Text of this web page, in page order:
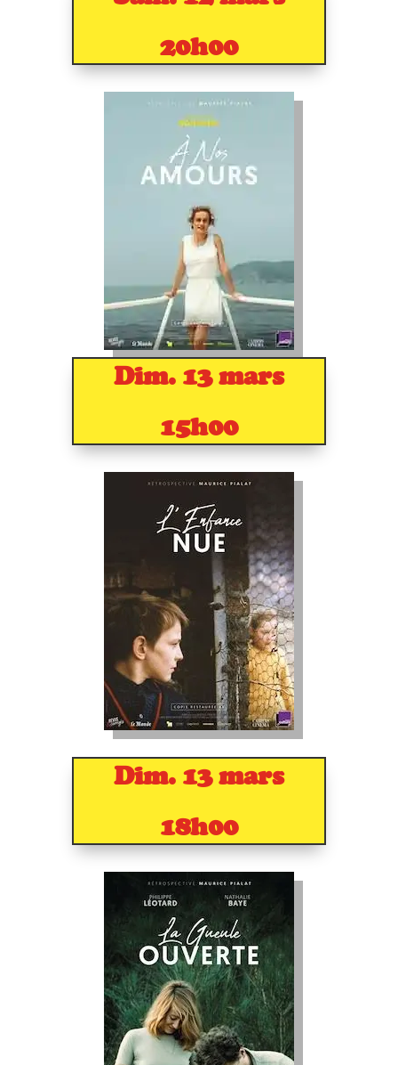
20h00
Dim. 13 mars
15h00
Dim. 13 mars
18h00